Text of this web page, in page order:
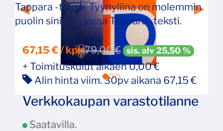
Tappara -teksti. Tyynyliina on molemmin
puolin sininen, jossa Tappara -teksti.
67,15 € / kpl 79,00€ sis. alv 25,50 %
+ Toimituskulut alkaen 0,00 €
Alin hinta viim. 30pv aikana 67,15 €
Verkkokaupan varastotilanne
Saatavilla.